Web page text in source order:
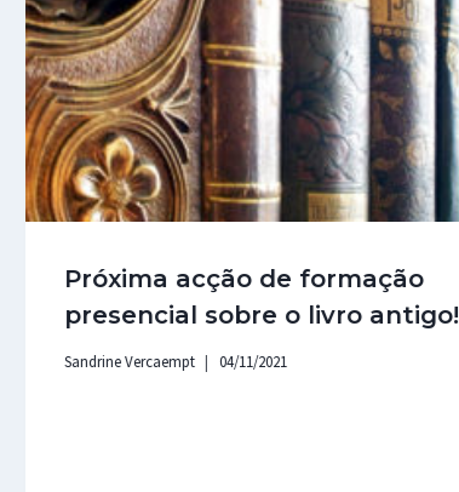
Próxima acção de formação
presencial sobre o livro antigo!
Sandrine Vercaempt 04/11/2021